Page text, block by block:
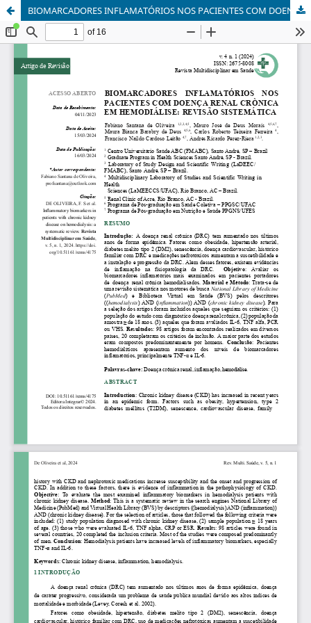
BIOMARCADORES INFLAMATÓRIOS NOS PACIENTES COM DOENÇA RENAL CRÒNICA EM HEMODIÁLISE